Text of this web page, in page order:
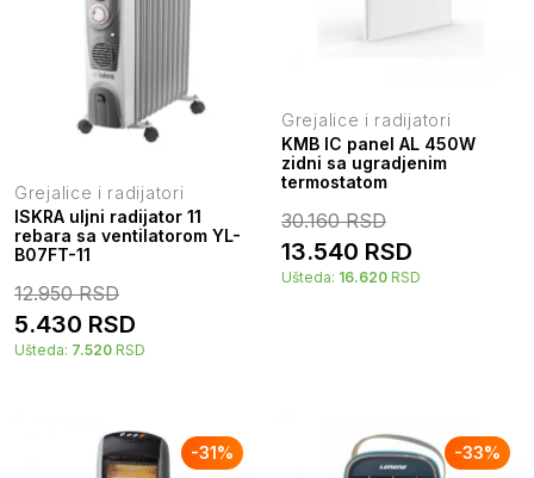
Grejalice i radijatori
ISKRA uljni radijator 11
rebara sa ventilatorom YL-
B07FT-11
12.950RSD
5.430 RSD
Ušteda: 7.520 RSD
Grejalice i radijatori
KMB IC panel AL 450W
zidni sa ugradjenim
termostatom
30.160RSD
13.540 RSD
Ušteda: 16.620 RSD
-31% -33%